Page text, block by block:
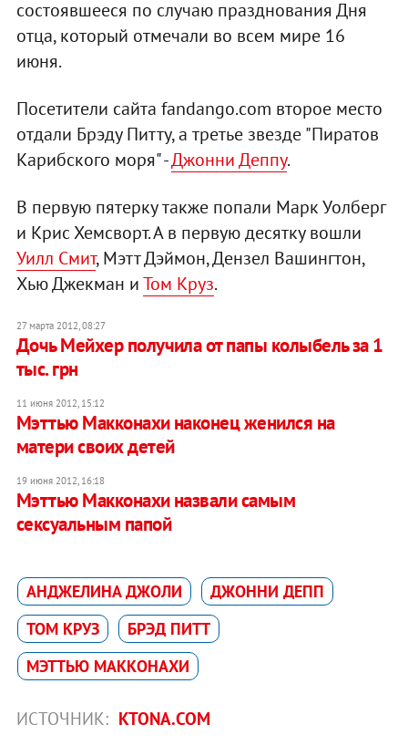
состоявшееся по случаю празднования Дня
отца, который отмечали во всем мире 16
июня.
Посетители сайта fandango.com второе место
отдали Брэду Питту, а третье звезде "Пиратов
Карибского моря" -Джонни Деппу.
В первую пятерку также попали Марк Уолберг
и Крис Хемсворт. А в первую десятку вошли
Уилл Смит, Мэтт Дэймон, Дензел Вашингтон,
Хью Джекман иТом Круз.
27 марта 2012, 08:27
Дочь Мейхер получила от папы колыбель за 1
тыс. грн
11 июня 2012, 15:12
Мэттью Макконахи наконец женился на
матери своих детей
19 июня 2012, 16:18
Мэттью Макконахи назвали самым
сексуальным папой
АНДЖЕЛИНА ДЖОЛИ
ДЖОННИ ДЕПП
ТОМ КРУЗ
БРЭД ПИТТ
МЭТТЬЮ МАККОНАХИ
ИСТОЧНИК: KTONA.COM